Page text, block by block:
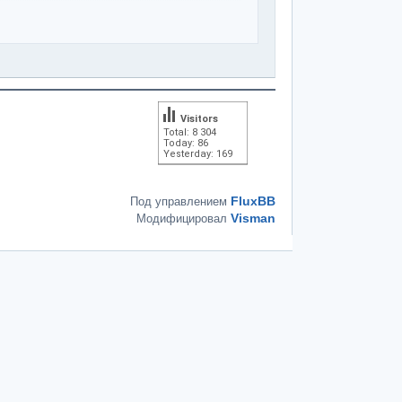
Total: 8 304
Today: 86
Yesterday: 169
Visitors
Под управлением FluxBB
Модифицировал Visman